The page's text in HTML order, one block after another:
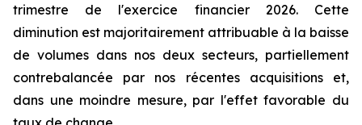
trimestre de l'exercice financier 2026. Cette
diminution est majoritairement attribuable à la baisse
de volumes dans nos deux secteurs, partiellement
contrebalancée par nos récentes acquisitions et,
dans une moindre mesure, par l'effet favorable du